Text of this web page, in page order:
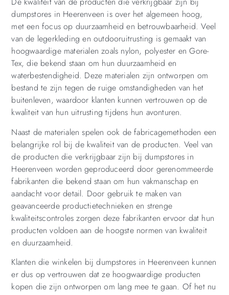
dumpstores in Heerenveen is over het algemeen hoog,
met een focus op duurzaamheid en betrouwbaarheid. Veel
van de legerkleding en outdooruitrusting is gemaakt van
hoogwaardige materialen zoals nylon, polyester en Gore-
Tex, die bekend staan om hun duurzaamheid en
waterbestendigheid. Deze materialen zijn ontworpen om
bestand te zijn tegen de ruige omstandigheden van het
buitenleven, waardoor klanten kunnen vertrouwen op de
kwaliteit van hun uitrusting tijdens hun avonturen.
Naast de materialen spelen ook de fabricagemethoden een
belangrijke rol bij de kwaliteit van de producten. Veel van
de producten die verkrijgbaar zijn bij dumpstores in
Heerenveen worden geproduceerd door gerenommeerde
fabrikanten die bekend staan om hun vakmanschap en
aandacht voor detail. Door gebruik te maken van
geavanceerde productietechnieken en strenge
kwaliteitscontroles zorgen deze fabrikanten ervoor dat hun
producten voldoen aan de hoogste normen van kwaliteit
en duurzaamheid.
Klanten die winkelen bij dumpstores in Heerenveen kunnen
er dus op vertrouwen dat ze hoogwaardige producten
kopen die zijn ontworpen om lang mee te gaan. Of het nu